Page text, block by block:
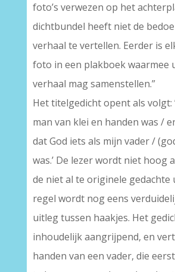
foto’s verwezen op het
dichtbundel heeft niet de
verhaal te vertellen. Eerder is
foto in een plakboek waarmee
verhaal mag samenstellen.”
Het titelgedicht opent als volgt:
man van klei en handen was /
dat God iets als mijn vader /
was.’ De lezer wordt niet hoog
de niet al te originele gedachte
regel wordt nog eens
uitleg tussen haakjes. Het
inhoudelijk aangrijpend, en
handen van een vader, die